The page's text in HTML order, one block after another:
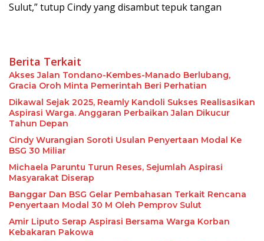
Sulut,” tutup Cindy yang disambut tepuk tangan
Berita Terkait
Akses Jalan Tondano-Kembes-Manado Berlubang,
Gracia Oroh Minta Pemerintah Beri Perhatian
Dikawal Sejak 2025, Reamly Kandoli Sukses Realisasikan
Aspirasi Warga. Anggaran Perbaikan Jalan Dikucur
Tahun Depan
Cindy Wurangian Soroti Usulan Penyertaan Modal Ke
BSG 30 Miliar
Michaela Paruntu Turun Reses, Sejumlah Aspirasi
Masyarakat Diserap
Banggar Dan BSG Gelar Pembahasan Terkait Rencana
Penyertaan Modal 30 M Oleh Pemprov Sulut
Amir Liputo Serap Aspirasi Bersama Warga Korban
Kebakaran Pakowa